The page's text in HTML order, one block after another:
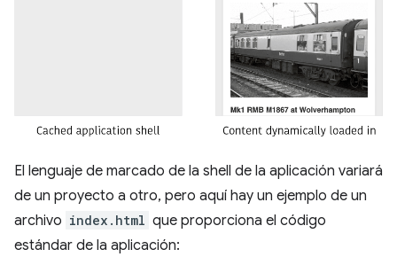
El lenguaje de marcado de la shell de la aplicación variará
de un proyecto a otro, pero aquí hay un ejemplo de un
archivo index.html que proporciona el código
estándar de la aplicación: